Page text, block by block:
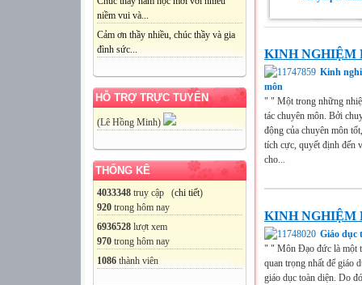
niềm vui và...
Cảm ơn thầy nhiều, chúc thầy và gia
đình sức...
HỖ TRỢ TRỰC TUYẾN
(Lê Hồng Minh)
THỐNG KÊ
4033348 truy cập (chi tiết)
920 trong hôm nay
6936528 lượt xem
970 trong hôm nay
1086 thành viên
KINH NGHIỆM
Kinh
môn
" " Một trong những
tác chuyên môn. Bởi
động của chuyên môn
tích cực, quyết định đến
cho...
KINH NGHIỆM
Giáo dục
" " Môn Đạo đức là một
quan trọng nhất để giáo
giáo dục toàn diện. Do